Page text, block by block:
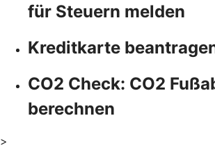
für Steuern melden
Kreditkarte
CO2 Check: CO2
berechnen
>